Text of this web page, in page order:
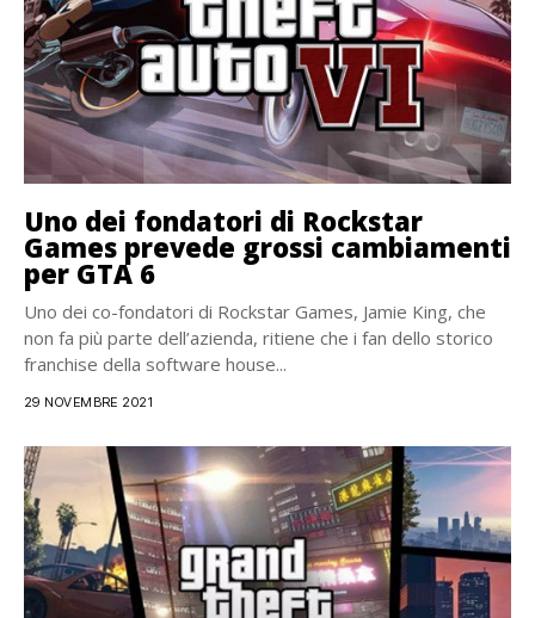
Uno dei fondatori di Rockstar
Games prevede grossi cambiamenti
per GTA 6
Uno dei co-fondatori di Rockstar Games, Jamie King, che
non fa più parte dell’azienda, ritiene che i fan dello storico
franchise della software house...
29 NOVEMBRE 2021